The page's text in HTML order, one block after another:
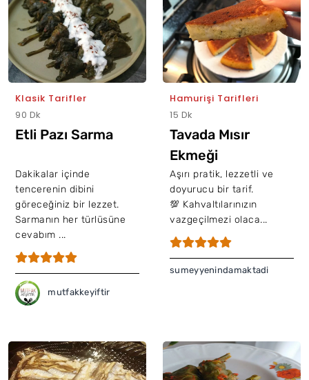
Klasik Tarifler
90 Dk
Etli Pazı Sarma
Dakikalar içinde
tencerenin dibini
göreceğiniz bir lezzet.
Sarmanın her türlüsüne
cevabım ...
mutfakkeyiftir
Hamurişi Tarifleri
15 Dk
Tavada Mısır
Ekmeği
Aşırı pratik, lezzetli ve
doyurucu bir tarif.
💯 Kahvaltılarınızın
vazgeçilmezi olaca...
sumeyyenindamaktadi